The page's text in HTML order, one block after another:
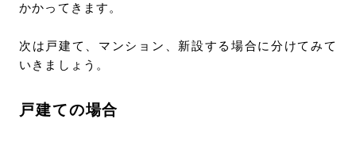
かかってきます。
次は戸建て、マンション、新設する場合に分けてみて
いきましょう。
戸建ての場合